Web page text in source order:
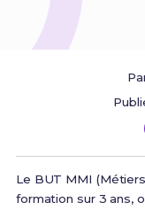
Le BUT MMI
formation sur 3 ans,